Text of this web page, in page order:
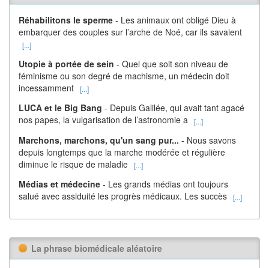
Réhabilitons le sperme - Les animaux ont obligé Dieu à
embarquer des couples sur l’arche de Noé, car ils savaient
[...]
Utopie à portée de sein - Quel que soit son niveau de
féminisme ou son degré de machisme, un médecin doit
incessamment [...]
LUCA et le Big Bang - Depuis Galilée, qui avait tant agacé
nos papes, la vulgarisation de l’astronomie a [...]
Marchons, marchons, qu'un sang pur... - Nous savons
depuis longtemps que la marche modérée et régulière
diminue le risque de maladie [...]
Médias et médecine - Les grands médias ont toujours
salué avec assiduité les progrès médicaux. Les succès [...]
La phrase biomédicale aléatoire